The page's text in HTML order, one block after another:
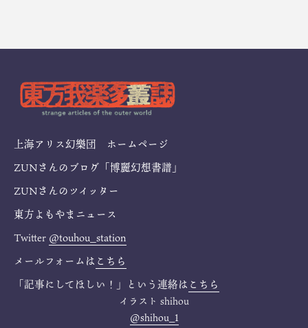
上海アリス幻樂団 ホームページ
ZUNさんのブログ「博麗幻想書譜」
ZUNさんのツイッター
東方よもやまニュース
Twitter @touhou_station
メールフォームは こちら
「記事にしてほしい！」という連絡は こちら
イラスト shihou
@shihou_1